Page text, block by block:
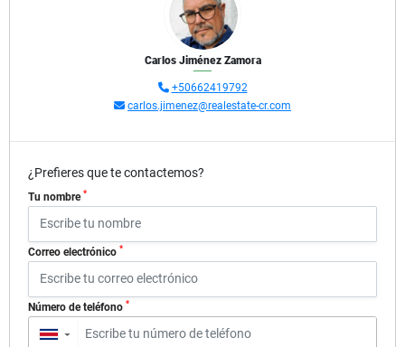
Carlos Jiménez Zamora
+50662419792
carlos.jimenez@realestate-cr.com
¿Prefieres que te contactemos?
Tu nombre *
Correo electrónico *
Número de teléfono *
▼